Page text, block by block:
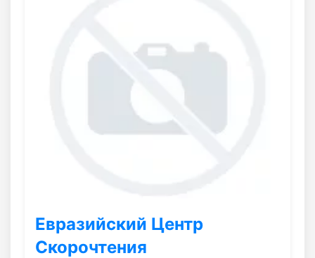
Евразийский Центр
Скорочтения